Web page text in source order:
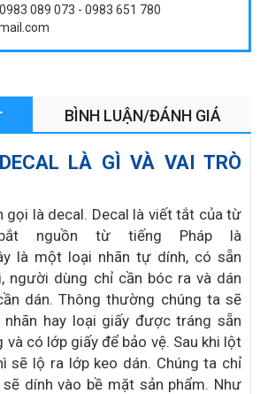
089 073 - 0983 651 780
BÌNH LUẬN/ĐÁNH GIÁ
LÀ GÌ VÀ VAI TRÒ
gọi là decal. Decal là viết tắt của từ
bắt nguồn từ tiếng Pháp là
là một loại nhãn tự dính, có sẵn
người dùng chỉ cần bóc ra và dán
dán. Thông thường chúng ta sẽ
nhãn hay loại giấy được tráng sẵn
có lớp giấy để bảo vệ. Sau khi lột
sẽ lộ ra lớp keo dán. Chúng ta chỉ
sẽ dính vào bề mặt sản phẩm. Như